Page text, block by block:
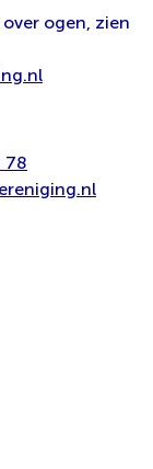
ogen, zien
78